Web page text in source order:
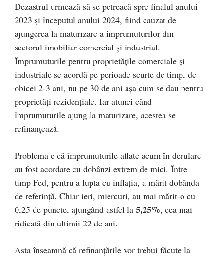
Dezastrul urmează să se petreacă spre finalul anului
2023 și începutul anului 2024, fiind cauzat de
ajungerea la maturizare a împrumuturilor din
sectorul imobiliar comercial și industrial.
Împrumuturile pentru proprietățile comerciale și
industriale se acordă pe perioade scurte de timp, de
obicei 2-3 ani, nu pe 30 de ani așa cum se dau pentru
proprietăți rezidențiale. Iar atunci când
împrumuturile ajung la maturizare, acestea se
refinanțează.
Problema e că împrumuturile aflate acum în derulare
au fost acordate cu dobânzi extrem de mici. Între
timp Fed, pentru a lupta cu inflația, a mărit dobânda
de referință. Chiar ieri, miercuri, au mai mărit-o cu
0,25 de puncte, ajungând astfel la 5,25%, cea mai
ridicată din ultimii 22 de ani.
Asta înseamnă că refinanțările vor trebui făcute la